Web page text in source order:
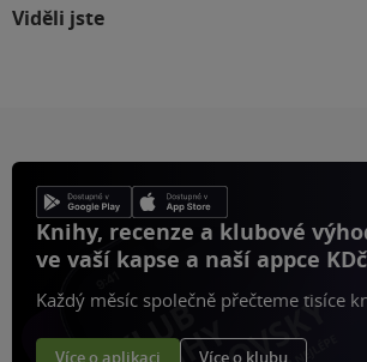
Viděli jste
Knihy, recenze a klubové
ve vaší kapse a naší appce
Každý měsíc společně přečteme tisíce
Více o aplikaci Více o klubu